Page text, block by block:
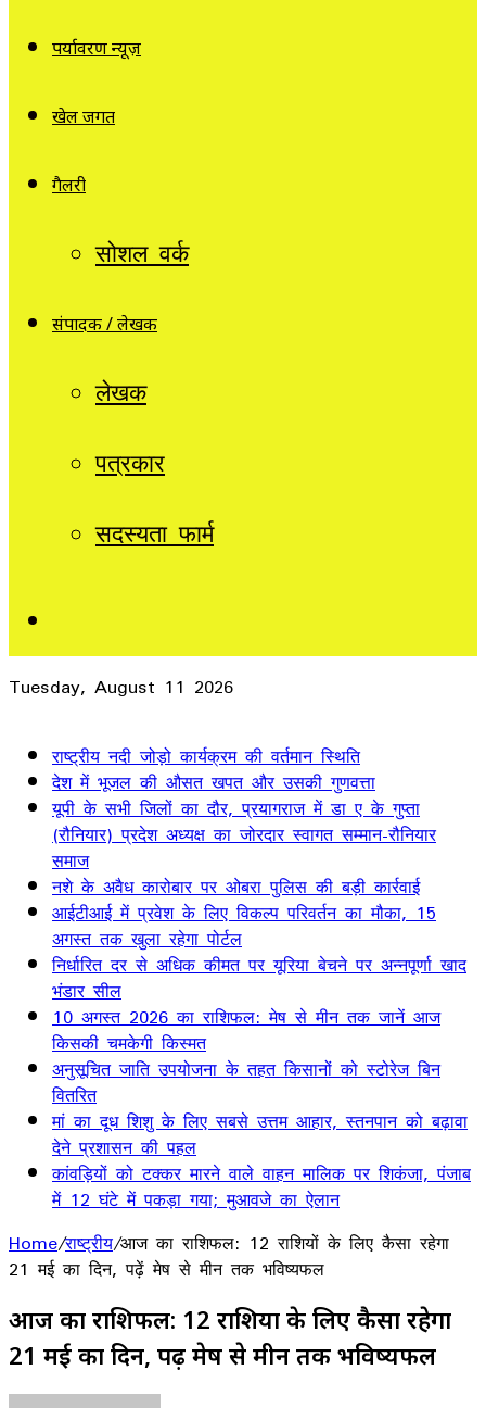
पर्यावरण न्यूज़
खेल जगत
गैलरी
सोशल वर्क
संपादक / लेखक
लेखक
पत्रकार
सदस्यता फार्म
Tuesday, August 11 2026
राष्ट्रीय नदी जोड़ो कार्यक्रम की वर्तमान स्थिति
देश में भूजल की औसत खपत और उसकी गुणवत्ता
यूपी के सभी जिलों का दौर, प्रयागराज में डा ए के गुप्ता
(रौनियार) प्रदेश अध्यक्ष का जोरदार स्वागत सम्मान-रौनियार
समाज
नशे के अवैध कारोबार पर ओबरा पुलिस की बड़ी कार्रवाई
आईटीआई में प्रवेश के लिए विकल्प परिवर्तन का मौका, 15
अगस्त तक खुला रहेगा पोर्टल
निर्धारित दर से अधिक कीमत पर यूरिया बेचने पर अन्नपूर्णा खाद
भंडार सील
10 अगस्त 2026 का राशिफल: मेष से मीन तक जानें आज
किसकी चमकेगी किस्मत
अनुसूचित जाति उपयोजना के तहत किसानों को स्टोरेज बिन
वितरित
मां का दूध शिशु के लिए सबसे उत्तम आहार, स्तनपान को बढ़ावा
देने प्रशासन की पहल
कांवड़ियों को टक्कर मारने वाले वाहन मालिक पर शिकंजा, पंजाब
में 12 घंटे में पकड़ा गया; मुआवजे का ऐलान
Home/राष्ट्रीय/आज का राशिफल: 12 राशियों के लिए कैसा रहेगा
21 मई का दिन, पढ़ें मेष से मीन तक भविष्यफल
आज का राशिफल: 12 राशियों के लिए कैसा रहेगा
21 मई का दिन, पढ़ें मेष से मीन तक भविष्यफल